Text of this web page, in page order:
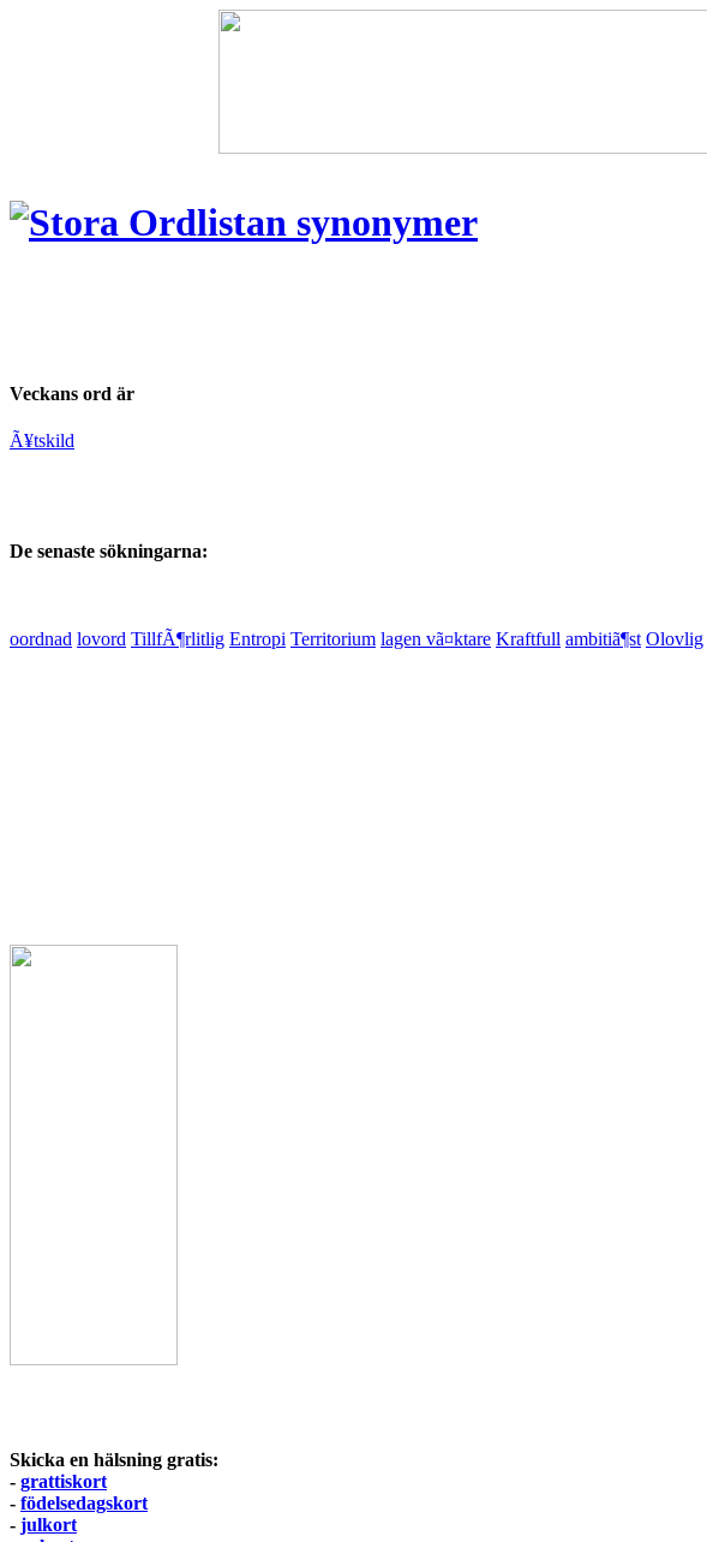
Veckans ord är
Ã¥tskild
De senaste sökningarna:
oordnad lovord TillfÃ¶rlitlig Entropi Territorium lagen vã¤ktare Kraftfull ambitiã¶st Olovlig
Skicka en hälsning gratis:
- grattiskort
- födelsedagskort
- julkort